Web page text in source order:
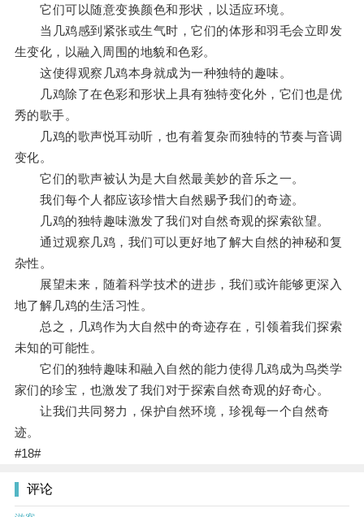
它们可以随意变换颜色和形状，以适应环境。
当几鸡感到紧张或生气时，它们的体形和羽毛会立即发
生变化，以融入周围的地貌和色彩。
这使得观察几鸡本身就成为一种独特的趣味。
几鸡除了在色彩和形状上具有独特变化外，它们也是优
秀的歌手。
几鸡的歌声悦耳动听，也有着复杂而独特的节奏与音调
变化。
它们的歌声被认为是大自然最美妙的音乐之一。
我们每个人都应该珍惜大自然赐予我们的奇迹。
几鸡的独特趣味激发了我们对自然奇观的探索欲望。
通过观察几鸡，我们可以更好地了解大自然的神秘和复
杂性。
展望未来，随着科学技术的进步，我们或许能够更深入
地了解几鸡的生活习性。
总之，几鸡作为大自然中的奇迹存在，引领着我们探索
未知的可能性。
它们的独特趣味和融入自然的能力使得几鸡成为鸟类学
家们的珍宝，也激发了我们对于探索自然奇观的好奇心。
让我们共同努力，保护自然环境，珍视每一个自然奇
迹。
#18#
评论